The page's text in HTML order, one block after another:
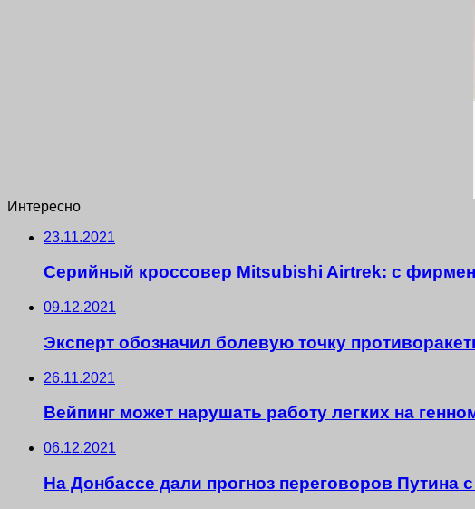
Интересно
23.11.2021
Серийный кроссовер Mitsubishi Airtrek: с
09.12.2021
Эксперт обозначил болевую точку
26.11.2021
Вейпинг может нарушать работу легких на
06.12.2021
На Донбассе дали прогноз переговоров Путина